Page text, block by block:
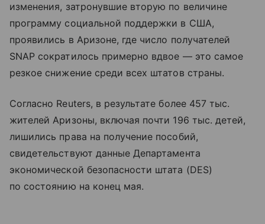
изменения, затронувшие вторую по величине
программу социальной поддержки в США,
проявились в Аризоне, где число получателей
SNAP сократилось примерно вдвое — это самое
резкое снижение среди всех штатов страны.
Согласно Reuters, в результате более 457 тыс.
жителей Аризоны, включая почти 196 тыс. детей,
лишились права на получение пособий,
свидетельствуют данные Департамента
экономической безопасности штата (DES)
по состоянию на конец мая.